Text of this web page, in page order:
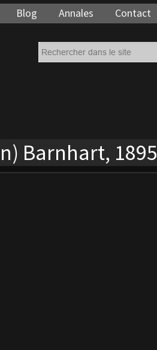
Blog Annales Contact
Barnhart, 1895